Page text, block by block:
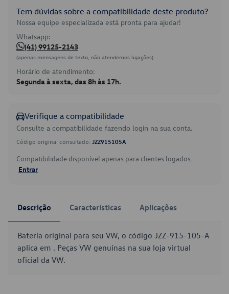
Tem dúvidas sobre a compatibilidade deste produto?
Nossa equipe especializada está pronta para ajudar!
Whatsapp:
(41) 99125-2143
(apenas mensagens de texto, não atendemos ligações)
Horário de atendimento:
Segunda à sexta, das 8h às 17h.
Verifique a compatibilidade
Consulte a compatibilidade fazendo login na sua conta.
Código original consultado: JZZ915105A
Compatibilidade disponível apenas para clientes logados.
Entrar
Descrição Características Aplicações
Bateria original para seu VW, o código JZZ-915-105-A
aplica em . Peças VW genuínas na sua loja virtual
oficial da VW.